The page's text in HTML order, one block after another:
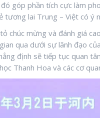
góp phần tích cực làm
tương lai Trung – Việt có ý
chúc mừng và đánh giá
qua dưới sự lãnh đạo
định sẽ tiếp tục quan
Thanh Hoa và các cơ